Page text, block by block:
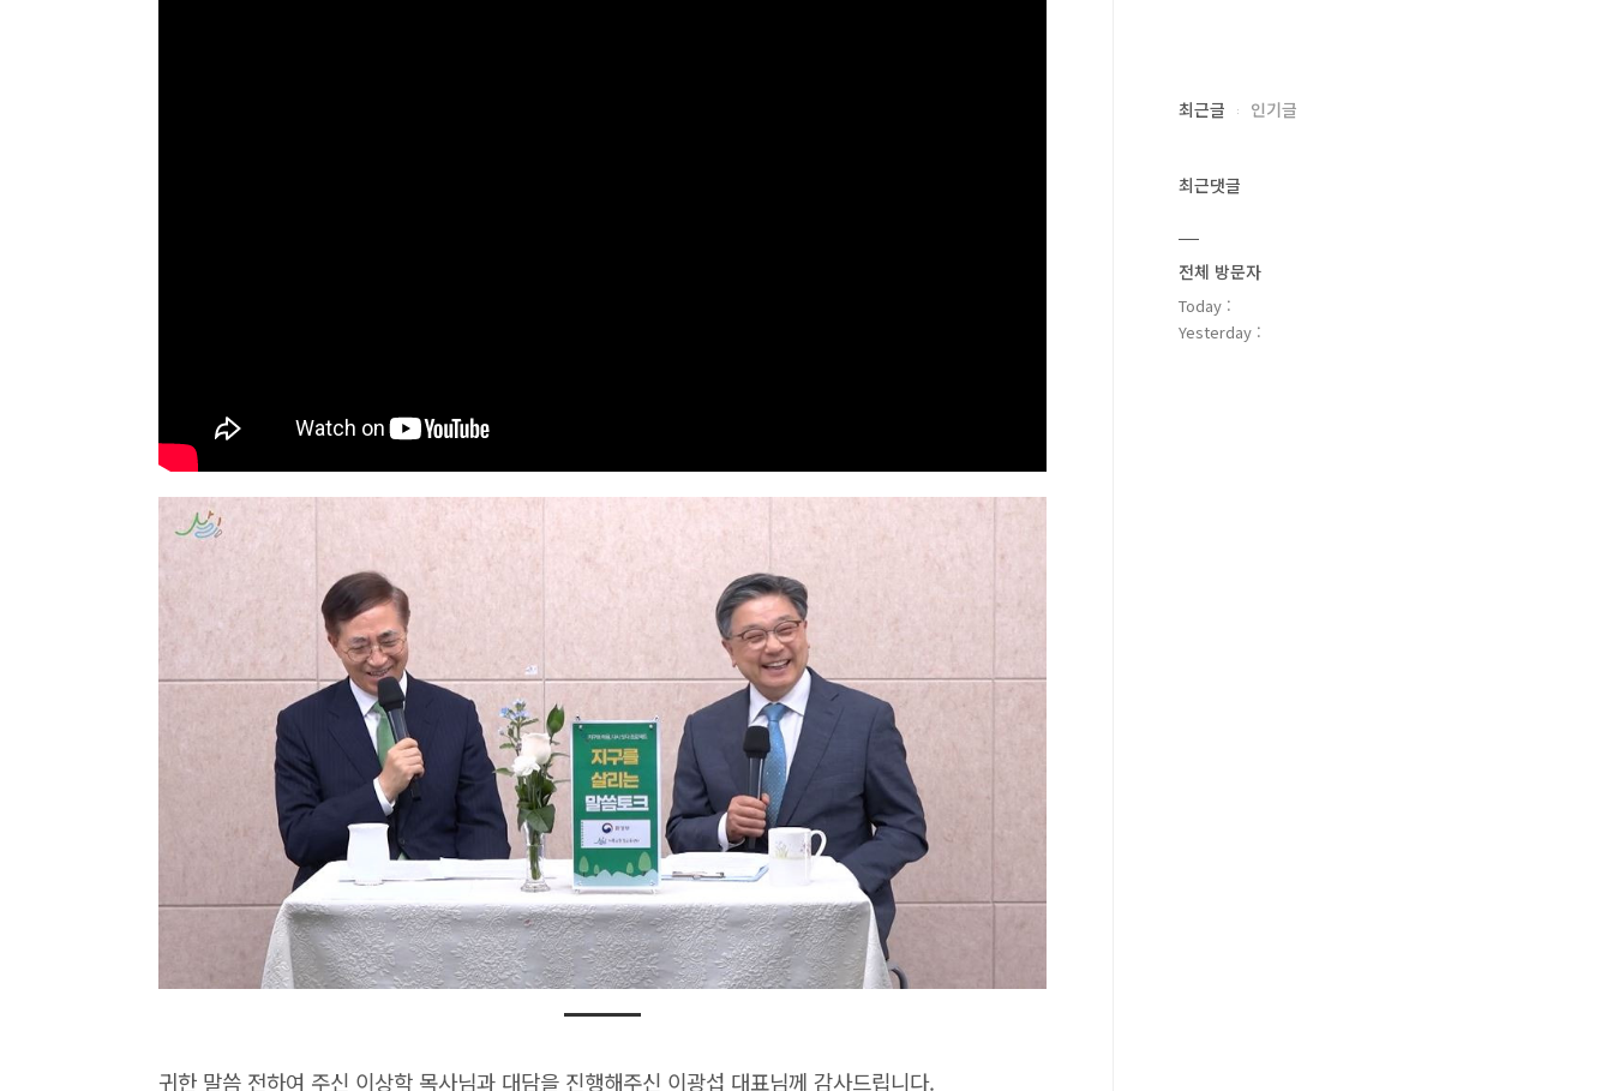
귀한 말씀 전하여 주신 이상학 목사님과 대담을 진행해주신 이광섭 대표님께 감사드립니다.
최근글 인기글
최근댓글
전체 방문자
Today :
Yesterday :